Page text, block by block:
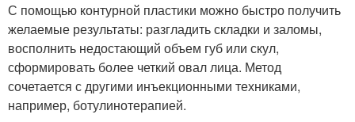
С помощью контурной пластики можно быстро получить
желаемые результаты: разгладить складки и заломы,
восполнить недостающий объем губ или скул,
сформировать более четкий овал лица. Метод
сочетается с другими инъекционными техниками,
например, ботулинотерапией.